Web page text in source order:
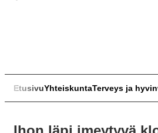
EtusivuYhteiskuntaTerveys ja